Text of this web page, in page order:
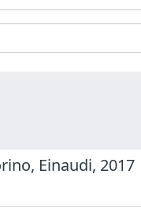
Einaudi, 2017